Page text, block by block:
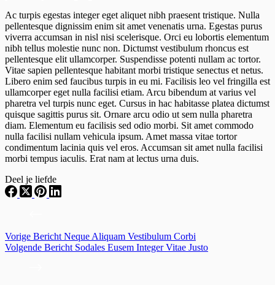
Ac turpis egestas integer eget aliquet nibh praesent tristique. Nulla
pellentesque dignissim enim sit amet venenatis urna. Egestas purus
viverra accumsan in nisl nisi scelerisque. Orci eu lobortis elementum
nibh tellus molestie nunc non. Dictumst vestibulum rhoncus est
pellentesque elit ullamcorper. Suspendisse potenti nullam ac tortor.
Vitae sapien pellentesque habitant morbi tristique senectus et netus.
Libero enim sed faucibus turpis in eu mi. Facilisis leo vel fringilla est
ullamcorper eget nulla facilisi etiam. Arcu bibendum at varius vel
pharetra vel turpis nunc eget. Cursus in hac habitasse platea dictumst
quisque sagittis purus sit. Ornare arcu odio ut sem nulla pharetra
diam. Elementum eu facilisis sed odio morbi. Sit amet commodo
nulla facilisi nullam vehicula ipsum. Amet massa vitae tortor
condimentum lacinia quis vel eros. Accumsan sit amet nulla facilisi
morbi tempus iaculis. Erat nam at lectus urna duis.
Deel je liefde
Vorige Bericht Neque Aliquam Vestibulum Corbi
Volgende Bericht Sodales Eusem Integer Vitae Justo